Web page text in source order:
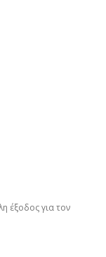
έξοδος για τον